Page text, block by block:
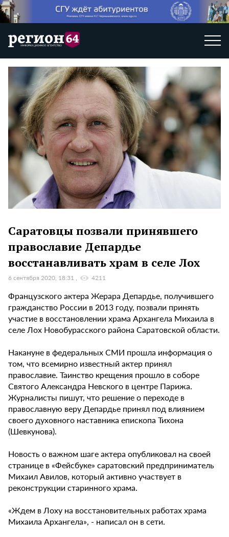
Саратовцы позвали принявшего
православие Депардье
восстанавливать храм в селе Лох
6 сентября 2020, 18:31 4211
Французского актера Жерара Депардье, получившего
гражданство России в 2013 году, позвали принять
участие в восстановлении храма Архангела Михаила в
селе Лох Новобурасского района Саратовской области.
Накануне в федеральных СМИ прошла информация о
том, что всемирно известный актер принял
православие. Таинство крещения прошло в соборе
Святого Александра Невского в центре Парижа.
Журналисты пишут, что решение о переходе в
православную веру Депардье принял под влиянием
своего духовного наставника епископа Тихона
(Шевкунова).
Новость о важном шаге актера опубликовал на своей
странице в «Фейсбуке» саратовский предприниматель
Михаил Авилов, который активно участвует в
реконструкции старинного храма.
«Ждем в Лоху на восстановительных работах храма
Михаила Архангела», - написал он в сети.